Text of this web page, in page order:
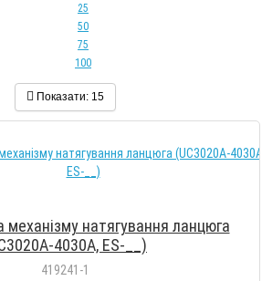
25
50
75
100
Показати: 15
натягування ланцюга
4030A, ES-__)
419241-1